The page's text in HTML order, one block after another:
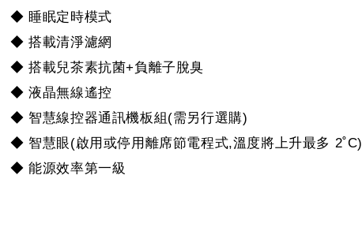
◆ 睡眠定時模式
◆ 搭載清淨濾網
◆ 搭載兒茶素抗菌+負離子脫臭
◆ 液晶無線遙控
◆ 智慧線控器通訊機板組(需另行選購)
◆ 智慧眼(啟用或停用離席節電程式,溫度將上升最多 2˚C)
◆ 能源效率第一級